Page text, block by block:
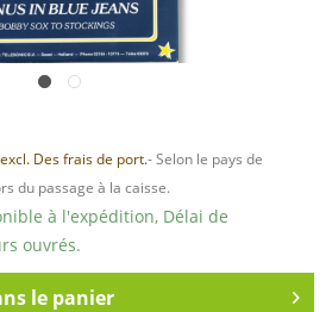
excl. Des frais de port.- Selon le pays de
du passage à la caisse.
à l'expédition, Délai de
ouvrés.
le panier